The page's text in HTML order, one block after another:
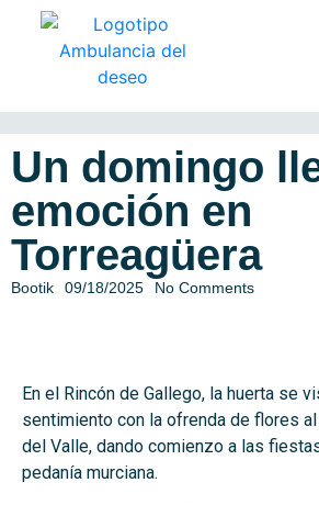
Un domingo
emoción en
Torreagüera
Bootik 09/18/2025 No Comments
En el Rincón de Gallego, la huerta se
sentimiento con la ofrenda de flores
del Valle, dando comienzo a las
pedanía murciana.